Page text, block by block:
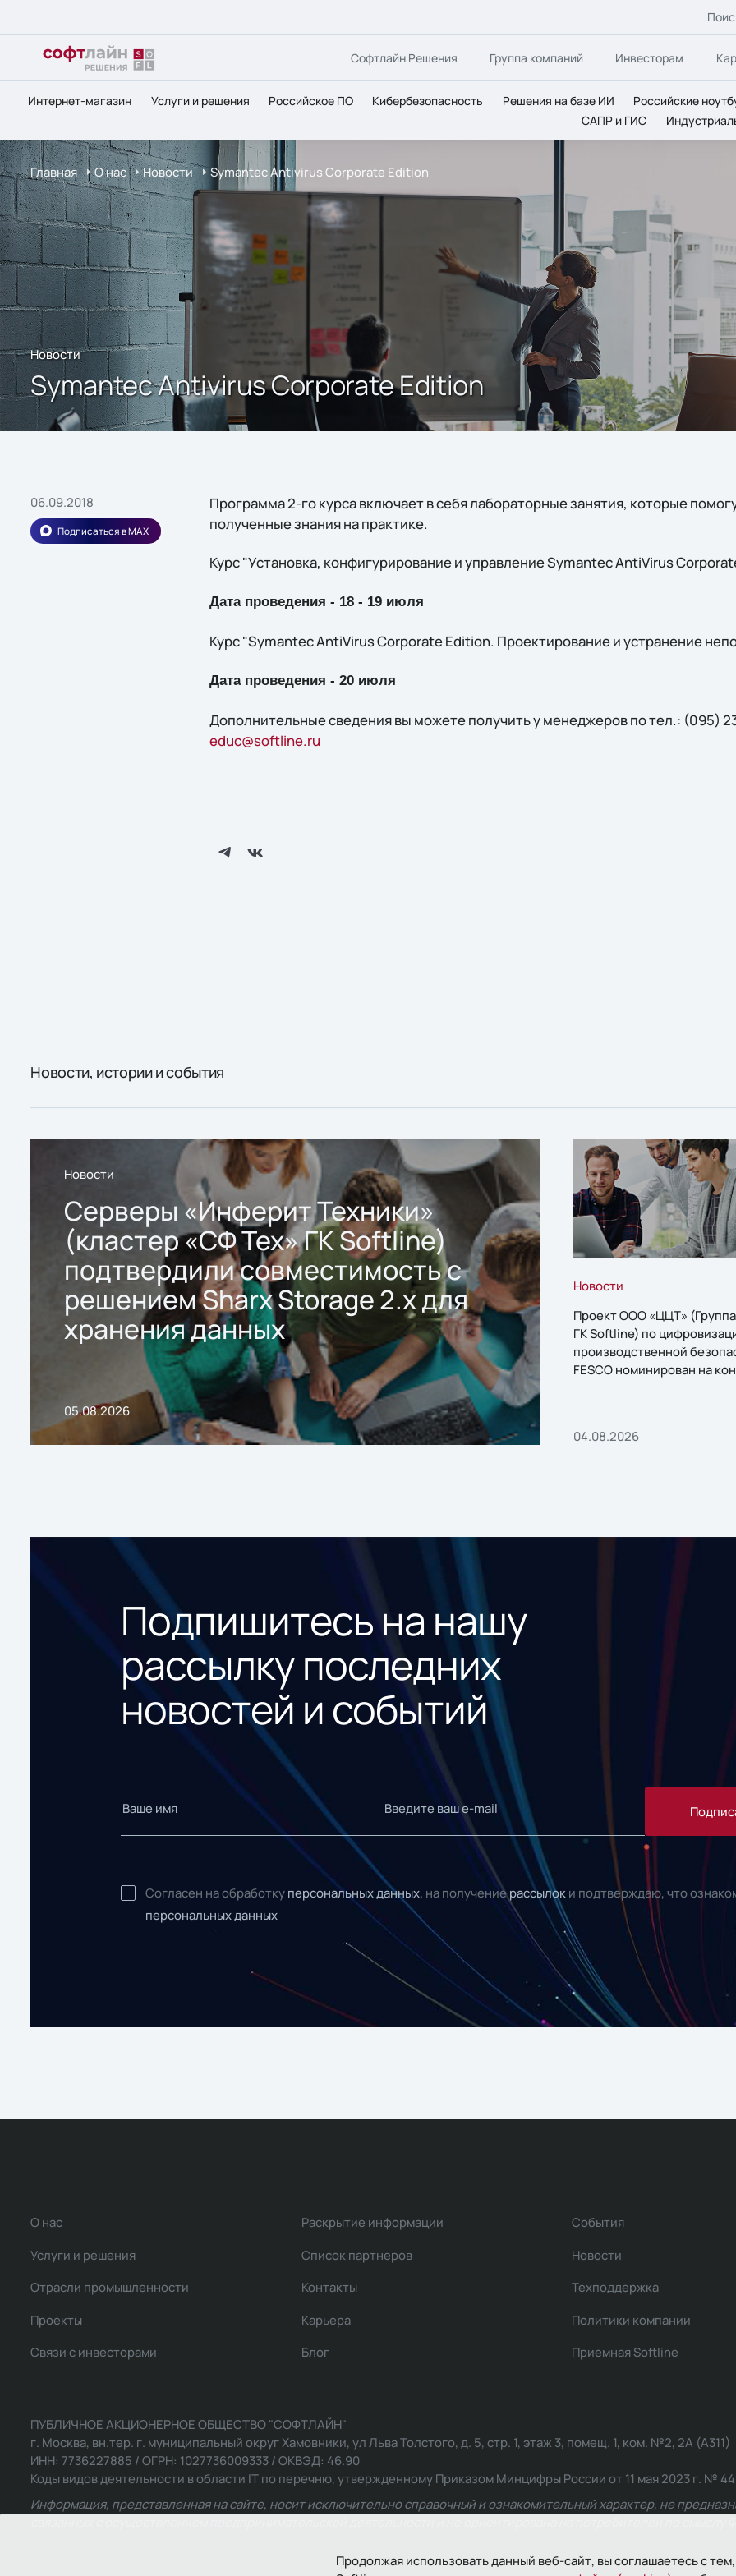
Софтлайн Решения Группа компаний Инвесторам
Интернет-магазин Услуги и решения Российское ПО Кибербезопасность Решения на базе ИИ Российские
САПР и ГИС
Главная О нас Новости Symantec Antivirus Corporate Edition
Новости
Symantec Antivirus Corporate Edition
06.09.2018
Подписаться в MAX
Программа 2-го курса включает в себя лабораторные занятия, которые
полученные знания на практике.
Курс "Установка, конфигурирование и управление Symantec AntiVirus
Дата проведения - 18 - 19 июля
Курс "Symantec AntiVirus Corporate Edition. Проектирование и устранение
Дата проведения - 20 июля
Дополнительные сведения вы можете получить у менеджеров по тел.: (095)
educ@softline.ru
Новости, истории и события
Новости
Серверы «Инферит Техники»
(кластер «СФ Тех» ГК Softline)
подтвердили совместимость с
решением Sharx Storage 2.x для
хранения данных
05.08.2026
Новости
Проект ООО «ЦЦТ»
ГК Softline) по
производственной
FESCO номинирован на
04.08.2026
Подпишитесь на нашу
рассылку последних
новостей и событий
Согласен на обработку персональных данных, на получениерассылок и подтверждаю, что
персональных данных
Продолжая использовать данный веб-сайт, вы соглашаетесь с
О нас
Услуги и решения
Отрасли промышленности
Проекты
Связи с инвесторами
Раскрытие информации
Список партнеров
Контакты
Карьера
Блог
События
Новости
Техподдержка
Политики компании
Приемная Softline
ПУБЛИЧНОЕ АКЦИОНЕРНОЕ ОБЩЕСТВО "СОФТЛАЙН"
г. Москва, вн.тер. г. муниципальный округ Хамовники, ул Льва Толстого, д. 5, стр. 1, этаж 3, помещ. 1, ком. №2, 2А (А311)
ИНН: 7736227885 / ОГРН: 1027736009333 / ОКВЭД: 46.90
Коды видов деятельности в области IT по перечню, утвержденному Приказом Минцифры России от 11 мая 2023 г. №
Информация, представленная на сайте, носит исключительно справочный и ознакомительный характер, не